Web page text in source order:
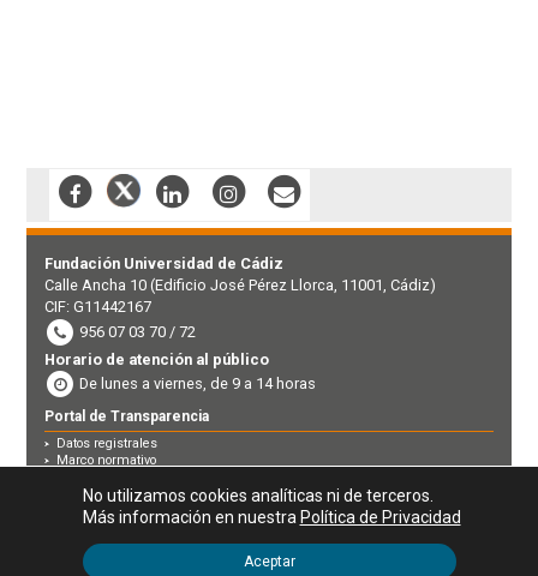
Fundación Universidad de Cádiz
Calle Ancha 10 (Edificio José Pérez Llorca, 11001, Cádiz)
CIF: G11442167
956 07 03 70 / 72
Horario de atención al público
De lunes a viernes, de 9 a 14 horas
Portal de Transparencia
Datos registrales
Marco normativo
Derecho de acceso a la información pública
Canal de denuncias
Política de privacidad|Política de Cookies
No utilizamos cookies analíticas ni de terceros.
Más información en nuestra Política de Privacidad
Aceptar